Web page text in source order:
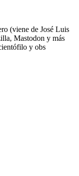
(viene de José Luis
Mastodon y más
y obs